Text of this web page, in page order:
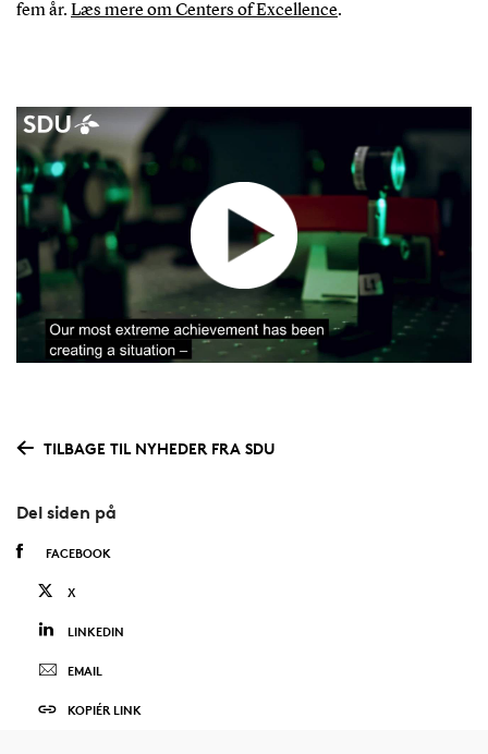
fem år. Læs mere om Centers of Excellence.
TILBAGE TIL NYHEDER FRA SDU
Del siden på
FACEBOOK
X
LINKEDIN
EMAIL
KOPIÉR LINK